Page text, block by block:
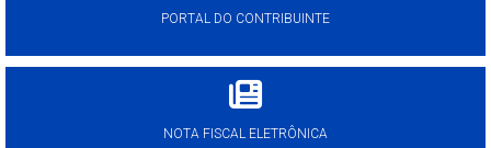
PORTAL DO CONTRIBUINTE
NOTA FISCAL ELETRÔNICA